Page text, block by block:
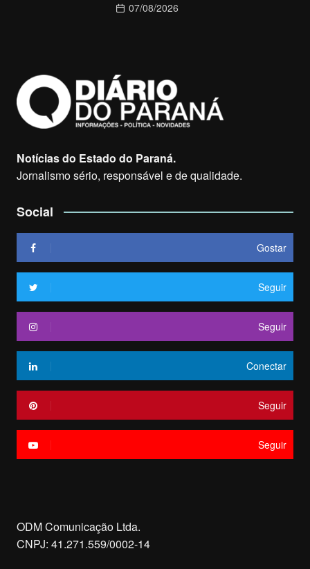
07/08/2026
Notícias do Estado do Paraná.
Jornalismo sério, responsável e de qualidade.
Social
Gostar
Seguir
Seguir
Conectar
Seguir
Seguir
ODM Comunicação Ltda.
CNPJ: 41.271.559/0002-14